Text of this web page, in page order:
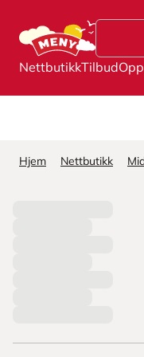
NettbutikkTilbud
Hjem Nettbutikk